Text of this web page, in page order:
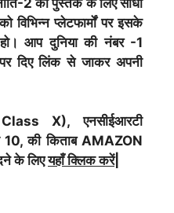
विभिन्न प्लेटफार्मों पर इसके
आप दुनिया की नंबर -1
दिए लिंक से जाकर अपनी
X), एनसीईआरटी
10, की किताब AMAZON
के लिएयहाँ क्लिक करें|